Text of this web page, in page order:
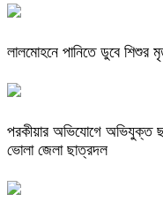
লালমোহনে পানিতে ডুবে শিশুর
পরকীয়ার অভিযোগে অভিযুক্ত
ভোলা জেলা ছাত্রদল